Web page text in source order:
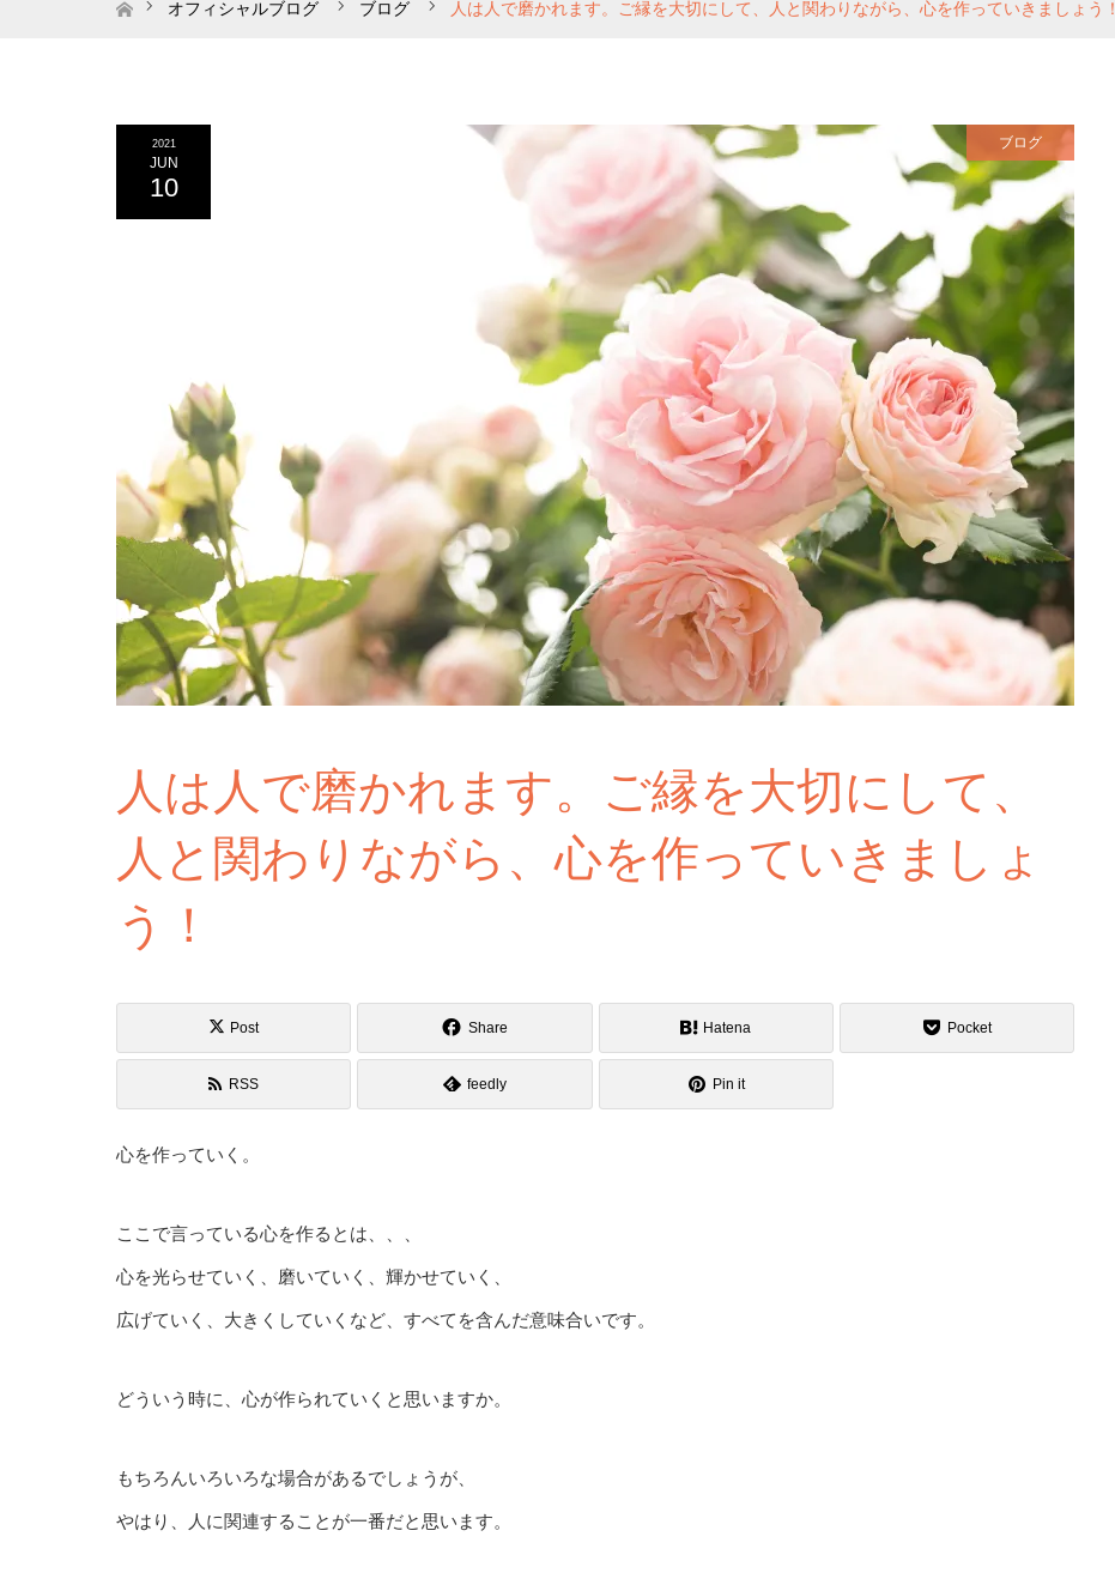
ホームオフィシャルブログ ブログ 人は人で磨かれます。ご縁を大切にして、人と関わりながら、心を作っていきましょう！
2021
JUN
10
ブログ
人は人で磨かれます。ご縁を大切にして、
人と関わりながら、心を作っていきましょ
う！
Post Share Hatena Pocket
RSS feedly Pin it
心を作っていく。
ここで言っている心を作るとは、、、
心を光らせていく、磨いていく、輝かせていく、
広げていく、大きくしていくなど、すべてを含んだ意味合いです。
どういう時に、心が作られていくと思いますか。
もちろんいろいろな場合があるでしょうが、
やはり、人に関連することが一番だと思います。